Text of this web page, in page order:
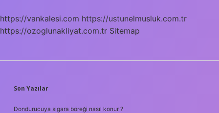
https://vankalesi.com https://ustunelmusluk.com.tr
https://ozoglunakliyat.com.tr Sitemap
SIDEBAR
Son Yazılar
Dondurucuya sigara böreği nasıl konur ?